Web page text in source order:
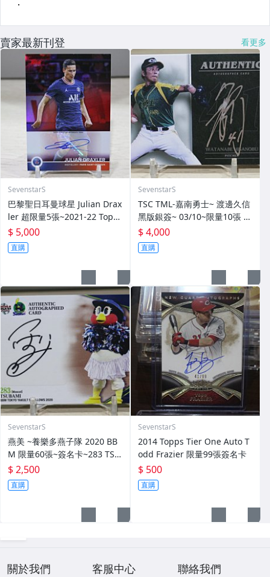
賣家最新刊登 看更多
SevenstarS
巴黎聖日耳曼球星 Julian Drax
ler 超限量5張~2021-22 Topp
s Paris Saint-Germain SSP
亮面簽名卡~
$ 5,000
直購
SevenstarS
TSC TML-嘉南勇士~ 渡邊久信
黑版銀簽~ 03/10~限量10張 簽
名卡~交換卡 已換回~ 簽背號4
1~西武獅日職3屆勝投王 勇士T
ML三冠王 MVP~
$ 4,000
直購
SevenstarS
燕美 ~養樂多燕子隊 2020 BB
M 限量60張~簽名卡~283 TSU
BAMI~最強吉祥物 燕九郎妹妹
$ 2,500
直購
SevenstarS
2014 Topps Tier One Auto T
odd Frazier 限量99張簽名卡
$ 500
直購
關於我們 客服中心 聯絡我們